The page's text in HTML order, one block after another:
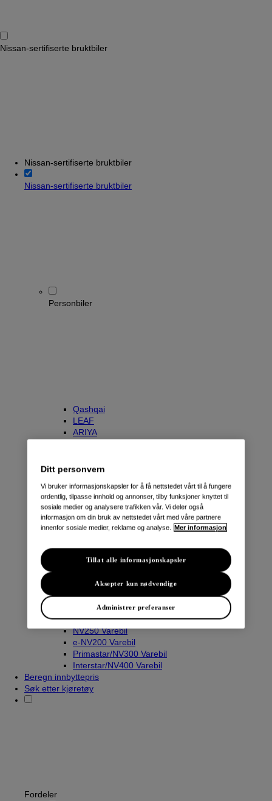
Nissan-sertifiserte bruktbiler
Nissan-sertifiserte bruktbiler
Nissan-sertifiserte bruktbiler
Personbiler
Qashqai
LEAF
ARIYA
e-NV200 Evalia
Navara
Townstar Varebil
Townstar El-Varebil
NV250 Varebil
e-NV200 Varebil
Primastar/NV300 Varebil
Interstar/NV400 Varebil
Beregn innbyttepris
Søk etter kjøretøy
Fordeler
Ditt personvern
Vi bruker informasjonskapsler for å få nettstedet vårt til å fungere
ordentlig, tilpasse innhold og annonser, tilby funksjoner knyttet til
sosiale medier og analysere trafikken vår. Vi deler også
informasjon om din bruk av nettstedet vårt med våre partnere
innenfor sosiale medier, reklame og analyse. Mer informasjon
Administrer preferanser
Aksepter kun nødvendige
Tillat alle informasjonskapsler